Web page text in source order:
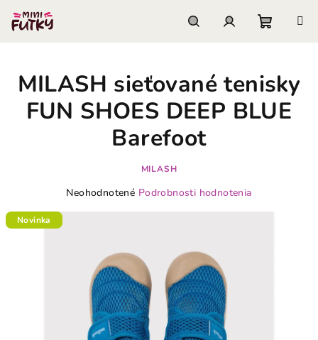
obsah
košík
MILASH sieťované tenisky
FUN SHOES DEEP BLUE
Barefoot
MILASH
Priemerné
hviezdičiek.
Neohodnotené Podrobnosti hodnotenia
Novinka